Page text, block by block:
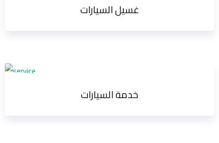
غسيل السيارات
خدمة السيارات